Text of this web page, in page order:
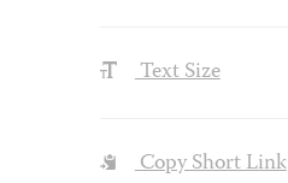
Text Size
Copy Short Link